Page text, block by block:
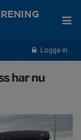
Logga in
har nu